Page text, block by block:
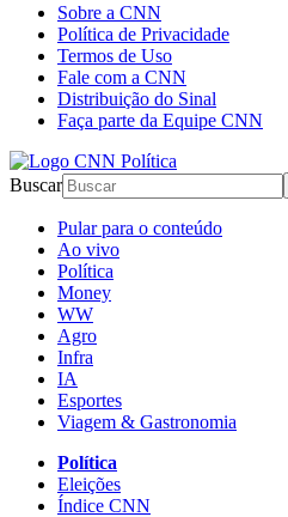
Sobre a CNN
Política de Privacidade
Termos de Uso
Fale com a CNN
Distribuição do Sinal
Faça parte da Equipe CNN
Buscar
Pular para o conteúdo
Ao vivo
Política
Money
WW
Agro
Infra
IA
Esportes
Viagem & Gastronomia
Política
Eleições
Índice CNN